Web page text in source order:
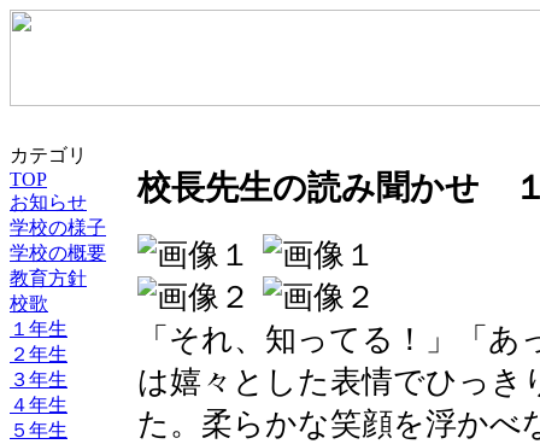
カテゴリ
TOP
お知らせ
学校の様子
学校の概要
教育方針
校歌
１年生
２年生
３年生
４年生
５年生
校長先生の読み聞かせ
「それ、知ってる！」「
は嬉々とした表情でひっ
た。柔らかな笑顔を浮かべ